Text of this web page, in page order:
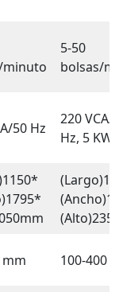
minuto
5-50
bolsas/
50 Hz
220 VCA/
Hz, 5 KW
mm 100-400